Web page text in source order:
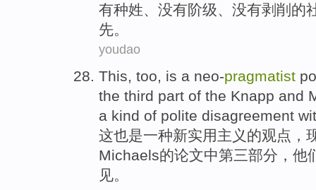
有种姓、没有阶级、没有剥削 的
先。
youdao
This too , is a neo-pragmatist
the third part of the Knapp and
a kind of polite disagreement
这也是一种新实用主义的观点，
Michaels的论文中第三部分 ， 他
见。